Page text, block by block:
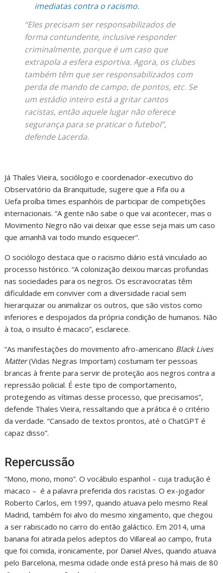
imediatas contra o racismo.
“Eles precisam ser responsabilizados de
forma contundente, inclusive responder
criminalmente, porque é um caso que
extrapola a esfera esportiva. Agora, os clubes
também têm que ser responsabilizados com
perda de mando de campo, de pontos, etc. Se
um estádio inteiro está a gritar cantos
racistas, então aquele lugar não oferece
segurança para se praticar o futebol”,
defende Lacerda.
Já Thales Vieira, sociólogo e coordenador-executivo do
Observatório da Branquitude, sugere que a Fifa ou a
Uefa proíba times espanhóis de participar de competições
internacionais. “A gente não sabe o que vai acontecer, mas o
Movimento Negro não vai deixar que esse seja mais um caso
que amanhã vai todo mundo esquecer”.
O sociólogo destaca que o racismo diário está vinculado ao
processo histórico. “A colonização deixou marcas profundas
nas sociedades para os negros. Os escravocratas têm
dificuldade em conviver com a diversidade racial sem
hierarquizar ou animalizar os outros, que são vistos como
inferiores e despojados da própria condição de humanos. Não
à toa, o insulto é macaco”, esclarece.
“As manifestações do movimento afro-americano Black Lives
Matter(Vidas Negras Importam) costumam ter pessoas
brancas à frente para servir de proteção aos negros contra a
repressão policial. É este tipo de comportamento,
protegendo as vítimas desse processo, que precisamos”,
defende Thales Vieira, ressaltando que a prática é o critério
da verdade. “Cansado de textos prontos, até o ChatGPT é
capaz disso”.
Repercussão
“Mono, mono, mono”. O vocábulo espanhol – cuja tradução é
macaco – é a palavra preferida dos racistas. O ex-jogador
Roberto Carlos, em 1997, quando atuava pelo mesmo Real
Madrid, também foi alvo do mesmo xingamento, que chegou
a ser rabiscado no carro do então galáctico. Em 2014, uma
banana foi atirada pelos adeptos do Villareal ao campo, fruta
que foi comida, ironicamente, por Daniel Alves, quando atuava
pelo Barcelona, mesma cidade onde está preso há mais de 80